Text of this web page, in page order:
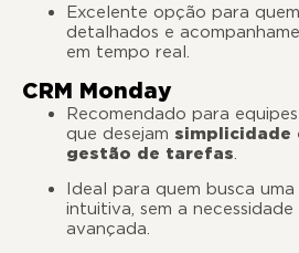
Excelente opção para
detalhados e
em tempo real.
CRM Monday
Recomendado para
que desejam simplicidade
gestão de tarefas.
Ideal para quem busca
intuitiva, sem a
avançada.